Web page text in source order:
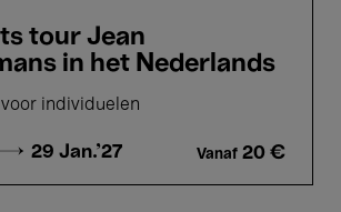
tour Jean
in het Nederlands
individuelen
→ 29 Jan.'27 Vanaf 20 €